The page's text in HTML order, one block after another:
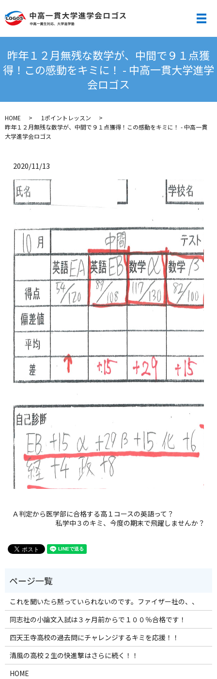
メ
昨年１２月無残な数学が、中間で９１点獲
得！この感動をキミに！ - 中高一貫大学進学
会ロゴス
HOME
1ポイントレッスン
昨年１２月無残な数学が、中間で９１点獲得！この感動をキミに！ - 中高一貫
大学進学会ロゴス
2020/11/13
Ａ判定から医学部に合格する高１コースの英語って？
私学中３のキミ、今度の期末で飛躍しませんか？
これを聞いたら黙っていられないのです。ファイザー社の、、
同志社の小論文入試は３ヶ月前からで１００％合格です！
四天王寺高校の過去問にチャレンジするキミを応援！！
清風の高校２生の快進撃はさらに続く！！
HOME